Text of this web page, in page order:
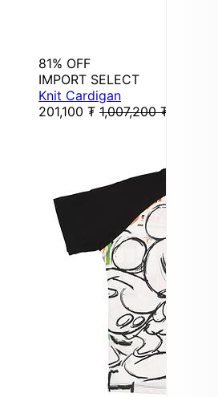
81% OFF
IMPORT SELECT
Knit Cardigan
201,100 ₮ 1,007,200 ₮